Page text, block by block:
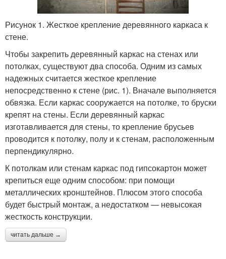
Рисунок 1. Жесткое крепление деревянного каркаса к
стене.
Чтобы закрепить деревянный каркас на стенах или
потолках, существуют два способа. Одним из самых
надежных считается жесткое крепление
непосредственно к стене (рис. 1). Вначале выполняется
обвязка. Если каркас сооружается на потолке, то бруски
крепят на стены. Если деревянный каркас
изготавливается для стены, то крепление брусьев
проводится к потолку, полу и к стенам, расположенным
перпендикулярно.
К потолкам или стенам каркас под гипсокартон может
крепиться еще одним способом: при помощи
металлических кронштейнов. Плюсом этого способа
будет быстрый монтаж, а недостатком — невысокая
жесткость конструкции.
читать дальше →